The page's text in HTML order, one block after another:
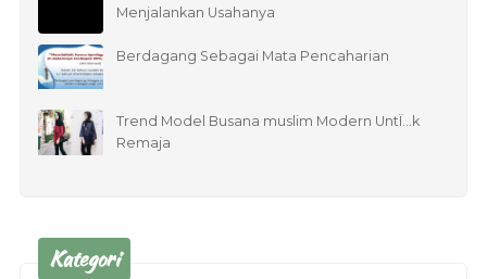
Menjalankan Usahanya
Berdagang Sebagai Mata Pencaharian
Trend Model Busana muslim Modern UntÏ…k
Remaja
Kategori